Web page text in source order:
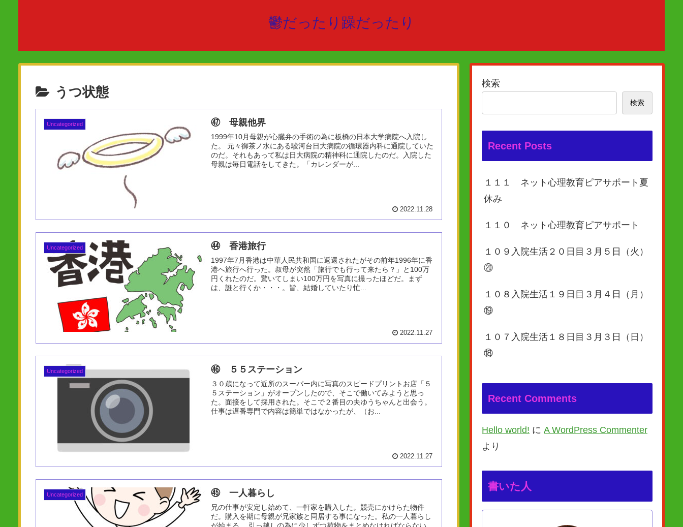
鬱だったり躁だったり
うつ状態
Uncategorized ㊼ 母親他界
1999年10月母親が心臓弁の手術の為に板橋の日本大学病院へ入院し
た。 元々御茶ノ水にある駿河台日大病院の循環器内科に通院していた
のだ。それもあって私は日大病院の精神科に通院したのだ。入院した
母親は毎日電話をしてきた。「カレンダーが...
2022.11.28
Uncategorized ㊹ 香港旅行
1997年7月香港は中華人民共和国に返還されたがその前年1996年に香
港へ旅行へ行った。叔母が突然「旅行でも行って来たら？」と100万
円くれたのだ。驚いてしまい100万円を写真に撮ったほどだ。まず
は、誰と行くか・・・。皆、結婚していたり忙...
2022.11.27
Uncategorized ㊻ ５５ステーション
３０歳になって近所のスーパー内に写真のスピードプリントお店「５
５ステーション」がオープンしたので、そこで働いてみようと思っ
た。面接をして採用された。そこで２番目の夫ゆうちゃんと出会う。
仕事は遅番専門で内容は簡単ではなかったが、（お...
2022.11.27
Uncategorized ㊺ 一人暮らし
兄の仕事が安定し始めて、一軒家を購入した。競売にかけらた物件
だ。購入を期に母親が兄家族と同居する事になった。私の一人暮らし
検索
検索
Recent Posts
１１１ ネット心理教育ピアサポート夏
休み
１１０ ネット心理教育ピアサポート
１０９入院生活２０日目３月５日（火）
⑳
１０８入院生活１９日目３月４日（月）
⑲
１０７入院生活１８日目３月３日（日）
⑱
Recent Comments
Hello world! に A WordPress Commenter
より
書いた人